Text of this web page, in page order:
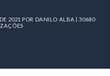
2021 POR DANILO ALBA | 30680